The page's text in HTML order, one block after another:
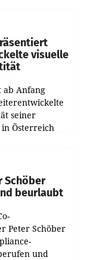
im Vergleich
visuelle
ab Anfang
seiner
Österreich
zentrale
Schöber
beurlaubt
Peter Schöber
und